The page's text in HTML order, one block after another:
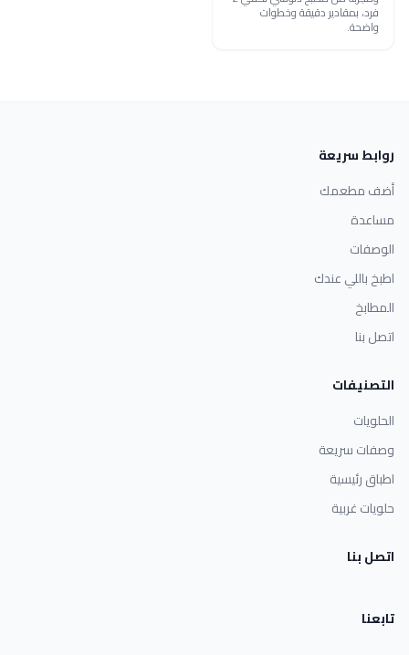
فرد، بمقادير دقيقة وخطوات
واضحة.
روابط سريعة
أضف مطعمك
مساعدة
الوصفات
اطبخ باللي عندك
المطابخ
اتصل بنا
التصنيفات
الحلويات
وصفات سريعة
اطباق رئيسية
حلويات غربية
اتصل بنا
تابعنا